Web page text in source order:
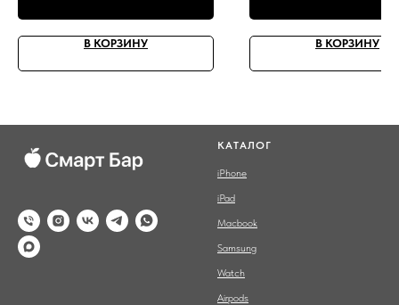
В КОРЗИНУ В КОРЗИНУ
КАТАЛОГ
iPhone
iPad
Macbook
Samsung
Watch
Airpods